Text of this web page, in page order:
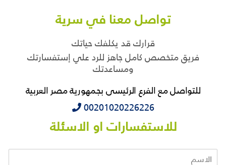
تواصل معنا في سرية
قرارك قد يكلفك حياتك
فريق متخصص كامل جاهز للرد علي إستفسارتك
ومساعدتك
للتواصل مع الفرع الرئيسى بجمهورية مصر العربية
‭‭‭00201020226226
للاستفسارات او الاسئلة